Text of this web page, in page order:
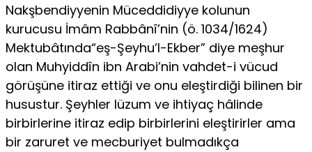
Nakşbendiyyenin Müceddidiyye kolunun
kurucusu İmâm Rabbânî’nin (ö. 1034/1624)
Mektubâtında“eş-Şeyhu’l-Ekber” diye meşhur
olan Muhyiddîn ibn Arabi’nin vahdet-i vücud
görüşüne itiraz ettiği ve onu eleştirdiği bilinen bir
husustur. Şeyhler lüzum ve ihtiyaç hâlinde
birbirlerine itiraz edip birbirlerini eleştirirler ama
bir zaruret ve mecburiyet bulmadıkça